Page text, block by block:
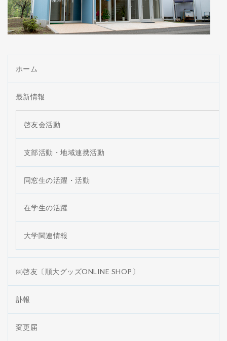
ホーム
最新情報
啓友会活動
支部活動・地域連携活動
同窓生の活躍・活動
在学生の活躍
大学関連情報
㈱啓友〔順大グッズONLINE SHOP〕
訃報
変更届